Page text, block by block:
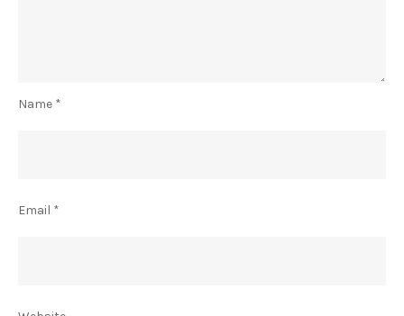
Name *
Email *